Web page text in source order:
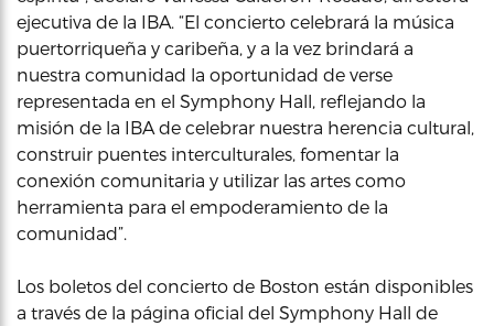
ejecutiva de la IBA. “El concierto celebrará la música
puertorriqueña y caribeña, y a la vez brindará a
nuestra comunidad la oportunidad de verse
representada en el Symphony Hall, reflejando la
misión de la IBA de celebrar nuestra herencia cultural,
construir puentes interculturales, fomentar la
conexión comunitaria y utilizar las artes como
herramienta para el empoderamiento de la
comunidad”.
Los boletos del concierto de Boston están disponibles
a través de la página oficial del Symphony Hall de